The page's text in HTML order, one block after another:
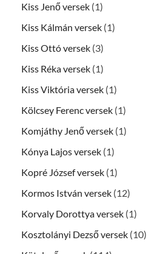
Kiss Jenő versek (1)
Kiss Kálmán versek (1)
Kiss Ottó versek (3)
Kiss Réka versek (1)
Kiss Viktória versek (1)
Kölcsey Ferenc versek (1)
Komjáthy Jenő versek (1)
Kónya Lajos versek (1)
Kopré József versek (1)
Kormos István versek (12)
Korvaly Dorottya versek (1)
Kosztolányi Dezső versek (10)